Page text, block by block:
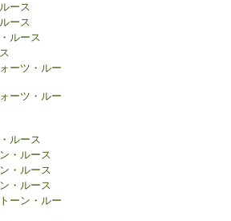
ース
ース
ルース
ーツ・ルー
ーツ・ルー
ルース
・ルース
・ルース
・ルース
ーン・ルー